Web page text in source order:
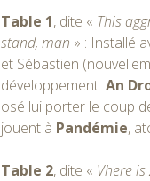
Table 1, dite « This
stand, man » : Installé
et Sébastien
développementAn
osé lui porter le coup
jouent à Pandémie,
Table 2, dite « Vhere